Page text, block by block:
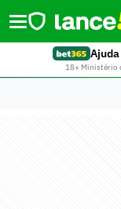
Ajuda
18+ Ministério